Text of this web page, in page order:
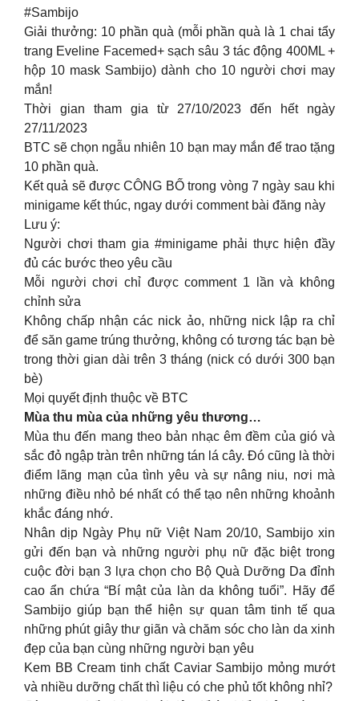
#Sambijo
Giải thưởng: 10 phần quà (mỗi phần quà là 1 chai tẩy
trang Eveline Facemed+ sạch sâu 3 tác động 400ML +
hộp 10 mask Sambijo) dành cho 10 người chơi may
mắn!
Thời gian tham gia từ 27/10/2023 đến hết ngày
27/11/2023
BTC sẽ chọn ngẫu nhiên 10 bạn may mắn để trao tặng
10 phần quà.
Kết quả sẽ được CÔNG BỐ trong vòng 7 ngày sau khi
minigame kết thúc, ngay dưới comment bài đăng này
Lưu ý:
Người chơi tham gia #minigame phải thực hiện đầy
đủ các bước theo yêu cầu
Mỗi người chơi chỉ được comment 1 lần và không
chỉnh sửa
Không chấp nhận các nick ảo, những nick lập ra chỉ
để săn game trúng thưởng, không có tương tác bạn bè
trong thời gian dài trên 3 tháng (nick có dưới 300 bạn
bè)
Mọi quyết định thuộc về BTC
Mùa thu mùa của những yêu thương…
Mùa thu đến mang theo bản nhạc êm đềm của gió và
sắc đỏ ngập tràn trên những tán lá cây. Đó cũng là thời
điểm lãng mạn của tình yêu và sự nâng niu, nơi mà
những điều nhỏ bé nhất có thể tạo nên những khoảnh
khắc đáng nhớ.
Nhân dịp Ngày Phụ nữ Việt Nam 20/10, Sambijo xin
gửi đến bạn và những người phụ nữ đặc biệt trong
cuộc đời bạn 3 lựa chọn cho Bộ Quà Dưỡng Da đỉnh
cao ẩn chứa “Bí mật của làn da không tuổi”. Hãy để
Sambijo giúp bạn thể hiện sự quan tâm tinh tế qua
những phút giây thư giãn và chăm sóc cho làn da xinh
đẹp của bạn cùng những người bạn yêu
Kem BB Cream tinh chất Caviar Sambijo mỏng mướt
và nhiều dưỡng chất thì liệu có che phủ tốt không nhỉ?